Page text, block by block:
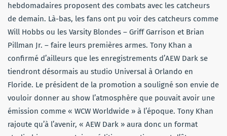
hebdomadaires proposent des combats avec les catcheurs
de demain. Là-bas, les fans ont pu voir des catcheurs comme
Will Hobbs ou les Varsity Blondes – Griff Garrison et Brian
Pillman Jr. – faire leurs premières armes. Tony Khan a
confirmé d’ailleurs que les enregistrements d’AEW Dark se
tiendront désormais au studio Universal à Orlando en
Floride. Le président de la promotion a souligné son envie de
vouloir donner au show l’atmosphère que pouvait avoir une
émission comme « WCW Worldwide » à l’époque. Tony Khan
rajoute qu’à l’avenir, « AEW Dark » aura donc un format